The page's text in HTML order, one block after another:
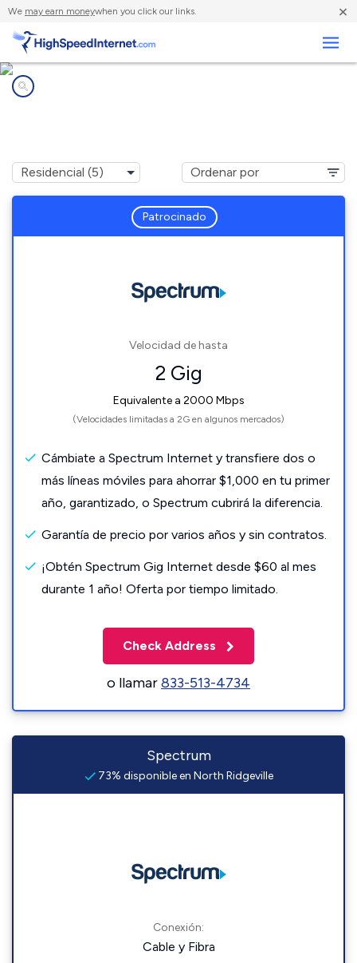
We may earn moneywhen you click our links. ×
Patrocinado
Velocidad de hasta
2 Gig
Equivalente a 2000 Mbps
(Velocidades limitadas a 2G en algunos mercados)
Cámbiate a Spectrum Internet y transfiere dos o
más líneas móviles para ahorrar $1,000 en tu primer
año, garantizado, o Spectrum cubrirá la diferencia.
Garantía de precio por varios años y sin contratos.
¡Obtén Spectrum Gig Internet desde $60 al mes
durante 1 año! Oferta por tiempo limitado.
Check Address
o llamar833-513-4734
Spectrum
73% disponible en North Ridgeville
Conexión:
Cable y Fibra